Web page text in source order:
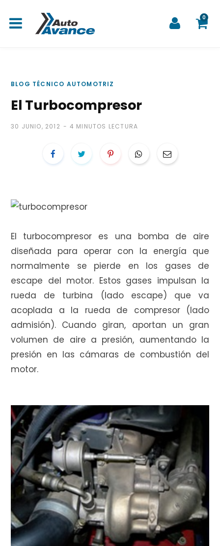
0
t
o
c
BLOG TÉCNICO AUTOMOTRIZ
El Turbocompresor
30 JUNIO, 2012 4 MINUTOS LECTURA
El turbocompresor es una bomba de aire
diseñada para operar con la energía que
normalmente se pierde en los gases de
escape del motor. Estos gases impulsan la
rueda de turbina (lado escape) que va
acoplada a la rueda de compresor (lado
admisión). Cuando giran, aportan un gran
volumen de aire a presión, aumentando la
presión en las cámaras de combustión del
motor.